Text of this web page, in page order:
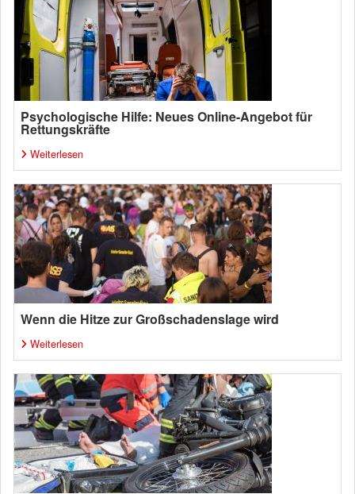
Psychologische Hilfe: Neues Online-Angebot für
Rettungskräfte
Weiterlesen
Wenn die Hitze zur Großschadenslage wird
Weiterlesen